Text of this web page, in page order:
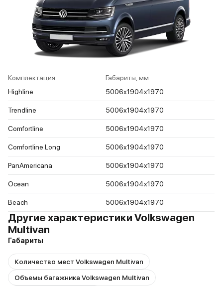
Комплектация
Габариты, мм
Highline
5006x1904x1970
Trendline 5006x1904x1970
Comfortline 5006x1904x1970
Comfortline Long 5006x1904x1970
PanAmericana 5006x1904x1970
Ocean 5006x1904x1970
Beach 5006x1904x1970
Другие характеристики Volkswagen
Multivan
Габариты
Количество мест Volkswagen Multivan
Объемы багажника Volkswagen Multivan